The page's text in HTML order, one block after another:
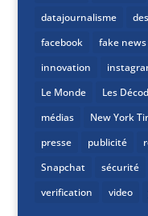
datajournalisme
facebook
fake news
innovation
Le Monde
Les
médias
New York
presse
publicité
Snapchat
sécurité
verification
video